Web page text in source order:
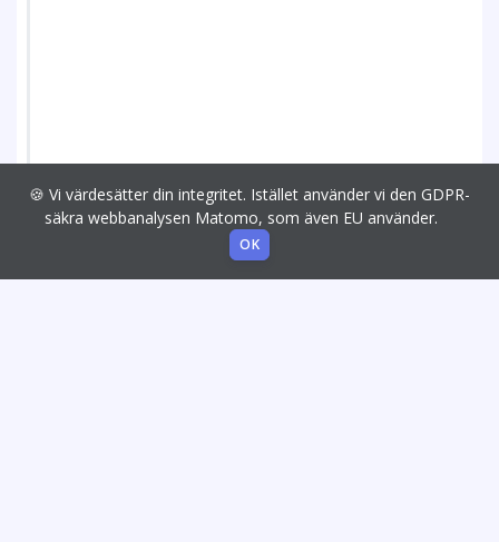
🍪 Vi värdesätter din integritet. Istället använder vi den GDPR-
säkra webbanalysen Matomo, som även EU använder.
OK